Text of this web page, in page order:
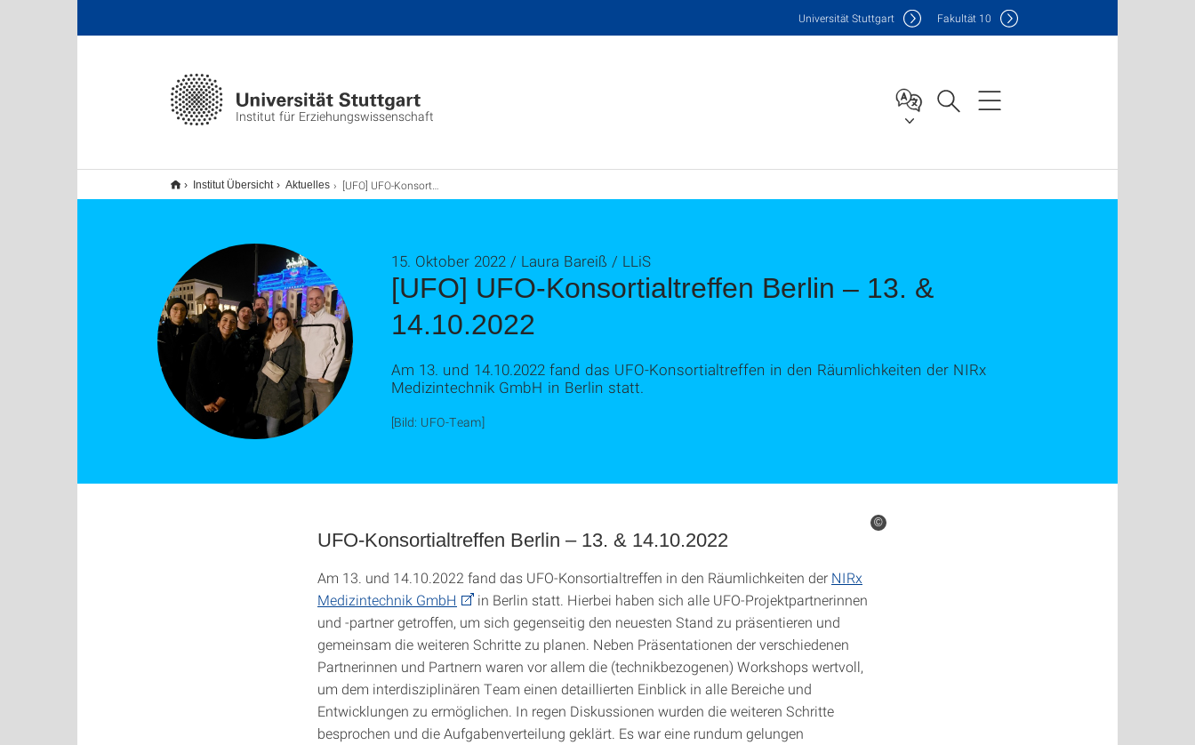
Institut für Erziehungswissenschaft
Universität Stuttgart Fakultät 10
Institut Übersicht Aktuelles [UFO] UFO-Konsortialtreffen Berlin – 13. & 14.10.2022
[UFO] UFO-Konsortialtreffen Berlin – 13. &
14.10.2022
15. Oktober 2022 / Laura Bareiß / LLiS
Am 13. und 14.10.2022 fand das UFO-Konsortialtreffen in den Räumlichkeiten der NIRx
Medizintechnik GmbH in Berlin statt.
[Bild: UFO-Team]
UFO-Konsortialtreffen Berlin – 13. & 14.10.2022
Am 13. und 14.10.2022 fand das UFO-Konsortialtreffen in den Räumlichkeiten der NIRx
Medizintechnik GmbH
in Berlin statt. Hierbei haben sich alle UFO-Projektpartnerinnen
und -partner getroffen, um sich gegenseitig den neuesten Stand zu präsentieren und
gemeinsam die weiteren Schritte zu planen. Neben Präsentationen der verschiedenen
Partnerinnen und Partnern waren vor allem die (technikbezogenen) Workshops wertvoll,
um dem interdisziplinären Team einen detaillierten Einblick in alle Bereiche und
Entwicklungen zu ermöglichen. In regen Diskussionen wurden die weiteren Schritte
besprochen und die Aufgabenverteilung geklärt. Es war eine rundum gelungen
©